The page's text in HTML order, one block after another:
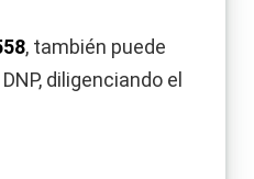
, también puede
diligenciando el